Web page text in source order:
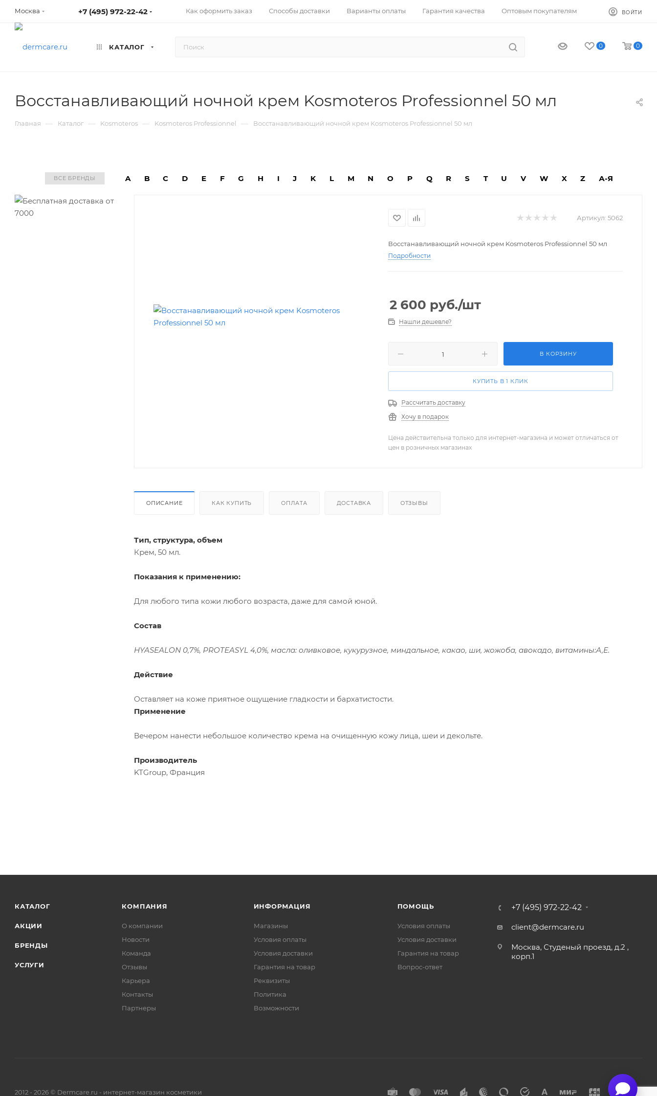
Москва +7 (495) 972-22-42 Как оформить заказ Способы доставки Варианты оплаты Гарантия качества Оптовым покупателям ВОЙТИ
КАТАЛОГ 0 0
Восстанавливающий ночной крем Kosmoteros Professionnel 50 мл
Главная — Каталог — Kosmoteros — Kosmoteros Professionnel — Восстанавливающий ночной крем Kosmoteros Professionnel 50 мл
ВСЕ БРЕНДЫ A B C D E F G H I J K L M N O P Q R S T U V W X Z А-Я
Артикул: 5062
Восстанавливающий ночной крем Kosmoteros Professionnel 50 мл
Подробности
2 600 руб./шт
Нашли дешевле?
В КОРЗИНУ
КУПИТЬ В 1 КЛИК
Рассчитать доставку
Хочу в подарок
Цена действительна только для интернет-магазина и может отличаться от
цен в розничных магазинах
ОПИСАНИЕ КАК КУПИТЬ ОПЛАТА ДОСТАВКА ОТЗЫВЫ
Тип, структура, объем
Крем, 50 мл.
Показания к применению:
Для любого типа кожи любого возраста, даже для самой юной.
Состав
HYASEALON 0,7%, PROTEASYL 4,0%, масла: оливковое, кукурузное, миндальное, какао, ши, жожоба, авокадо, витамины:А,Е.
Действие
Оставляет на коже приятное ощущение гладкости и бархатистости.
Применение
Вечером нанести небольшое количество крема на очищенную кожу лица, шеи и декольте.
Производитель
KTGroup, Франция
КАТАЛОГ
АКЦИИ
БРЕНДЫ
УСЛУГИ
КОМПАНИЯ
О компании
Новости
Команда
Отзывы
Карьера
Контакты
Партнеры
ИНФОРМАЦИЯ
Магазины
Условия оплаты
Условия доставки
Гарантия на товар
Реквизиты
Политика
Возможности
ПОМОЩЬ
Условия оплаты
Условия доставки
Гарантия на товар
Вопрос-ответ
+7 (495) 972-22-42
client@dermcare.ru
Москва, Студеный проезд, д.2 ,
корп.1
2012 - 2026 © Dermcare.ru - интернет-магазин косметики